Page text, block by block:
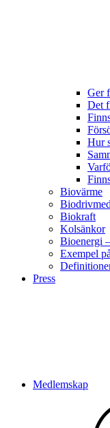
Ger
Det
Hur
Biovärme
Biokraft
Kolsänkor
Bioenergi
Exempel
Press
Medlemskap